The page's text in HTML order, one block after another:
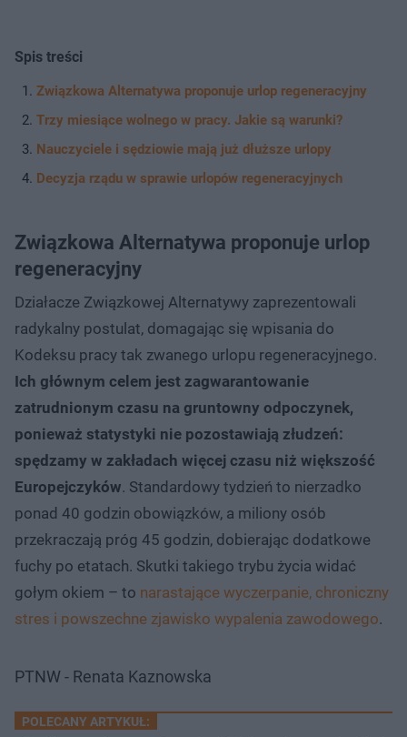
Spis treści
Związkowa Alternatywa proponuje urlop regeneracyjny
Trzy miesiące wolnego w pracy. Jakie są warunki?
Nauczyciele i sędziowie mają już dłuższe urlopy
Decyzja rządu w sprawie urlopów regeneracyjnych
Związkowa Alternatywa proponuje urlop
regeneracyjny
Działacze Związkowej Alternatywy zaprezentowali
radykalny postulat, domagając się wpisania do
Kodeksu pracy tak zwanego urlopu regeneracyjnego.
Ich głównym celem jest zagwarantowanie
zatrudnionym czasu na gruntowny odpoczynek,
ponieważ statystyki nie pozostawiają złudzeń:
spędzamy w zakładach więcej czasu niż większość
Europejczyków. Standardowy tydzień to nierzadko
ponad 40 godzin obowiązków, a miliony osób
przekraczają próg 45 godzin, dobierając dodatkowe
fuchy po etatach. Skutki takiego trybu życia widać
gołym okiem – to narastające wyczerpanie, chroniczny
stres i powszechne zjawisko wypalenia zawodowego.
PTNW - Renata Kaznowska
POLECANY ARTYKUŁ: